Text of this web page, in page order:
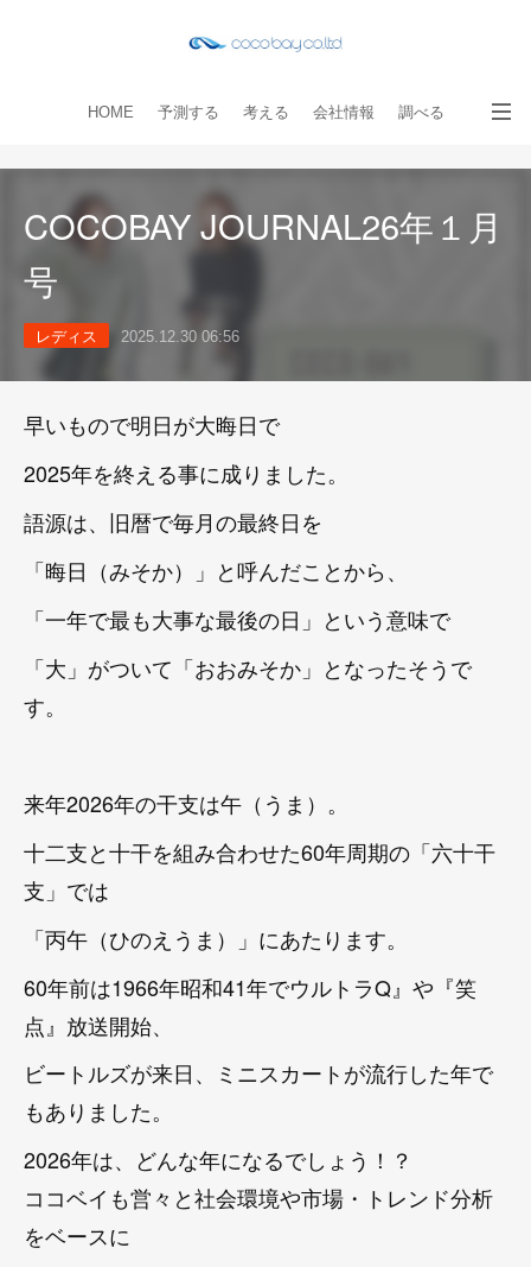
HOME 予測する 考える 会社情報 調べる
COCOBAY JOURNAL26年１月
号
レディス 2025.12.30 06:56
早いもので明日が大晦日で
2025年を終える事に成りました。
語源は、旧暦で毎月の最終日を
「晦日（みそか）」と呼んだことから、
「一年で最も大事な最後の日」という意味で
「大」がついて「おおみそか」となったそうで
す。
来年2026年の干支は午（うま）。
十二支と十干を組み合わせた60年周期の「六十干
支」では
「丙午（ひのえうま）」にあたります。
60年前は1966年昭和41年でウルトラQ』や『笑
点』放送開始、
ビートルズが来日、ミニスカートが流行した年で
もありました。
2026年は、どんな年になるでしょう！？
ココベイも営々と社会環境や市場・トレンド分析
をベースに